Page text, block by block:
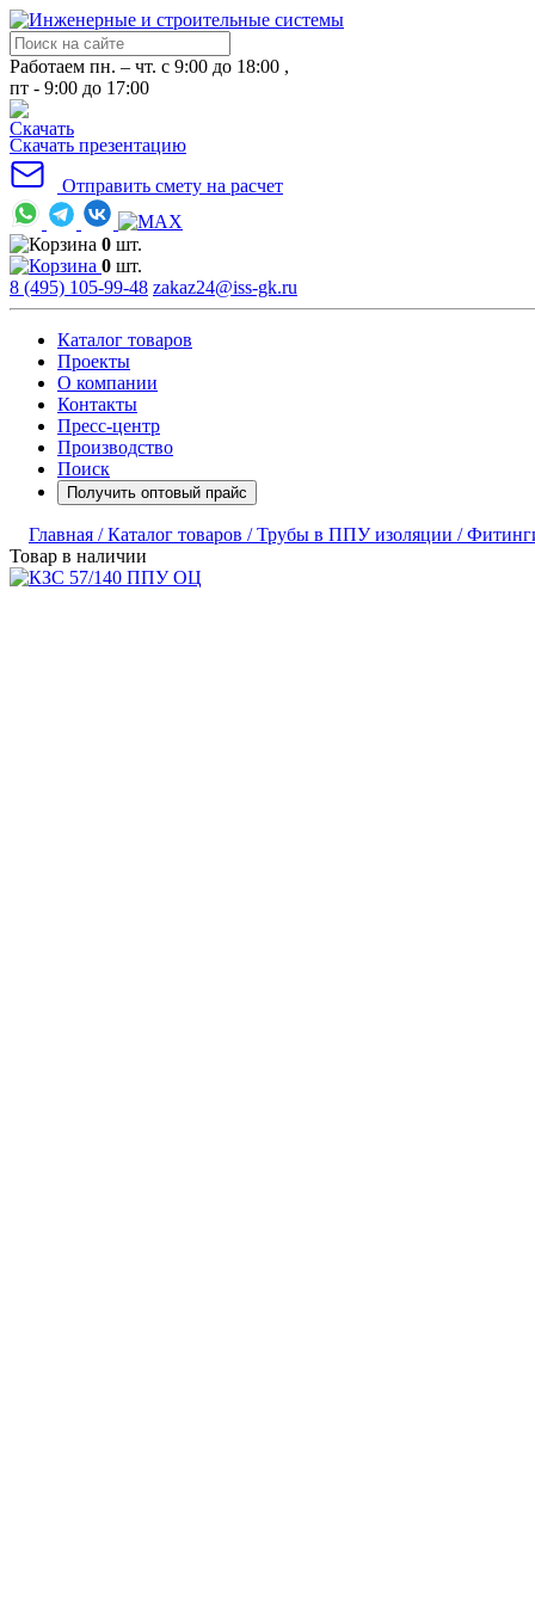
Работаем пн. – чт. с 9:00 до 18:00 ,
пт - 9:00 до 17:00
Скачать презентацию
Отправить смету на расчет
0 шт.
0 шт.
8 (495) 105-99-48 zakaz24@iss-gk.ru
Каталог товаров
Проекты
О компании
Контакты
Пресс-центр
Производство
Поиск
Получить оптовый прайс
Главная /Каталог товаров /Трубы в ППУ изоляции /
Товар в наличии